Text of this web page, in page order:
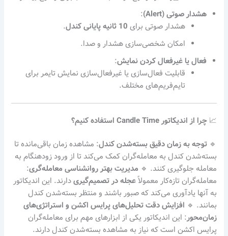
هشدار صوتی (Alert)
:
هشدار صوتی برای 10 ثانیه پایانی کندل
.
امکان شخصی‌سازی هشدار و صدا.
فعال یا غیرفعال کردن نمایش:
قابلیت فعال‌سازی یا غیرفعال‌سازی نمایش تایمر برای
تایم‌فریم‌های مختلف.
📈چرا از اندیکاتور Candle Time استفاده کنیم؟
🔹توجه به زمان دقیق بسته‌شدن کندل: مشاهده زمان باقی‌مانده تا
بسته‌شدن کندل به معامله‌گران کمک می‌کند تا از ورود زودهنگام به
معامله جلوگیری کنند. 🔹 مدیریت بهتر روانشناسی معامله‌گری:
معامله‌گران تازه‌کار معمولاًعجله در تصمیم‌گیریدارند. این اندیکاتور
به آنها یادآوری می‌کند که صبور باشند و منتظر بسته‌شدن کندل
بمانند. 🔹 افزایش دقت تحلیل‌های پرایس اکشن و استراتژی‌های
زمان‌محور: این اندیکاتور یکی از ابزارهای مهم برای معامله‌گران
پرایس اکشن است که نیاز به مشاهده بسته‌شدن کندل دارند.